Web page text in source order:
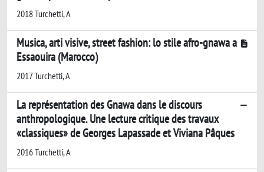
2018 Turchetti, A
Musica, arti visive, street fashion: lo stile afro-gnawa a
Essaouira (Marocco)
2017 Turchetti, A
La représentation des Gnawa dans le discours
anthropologique. Une lecture critique des travaux
«classiques» de Georges Lapassade et Viviana Pâques
2016 Turchetti, A